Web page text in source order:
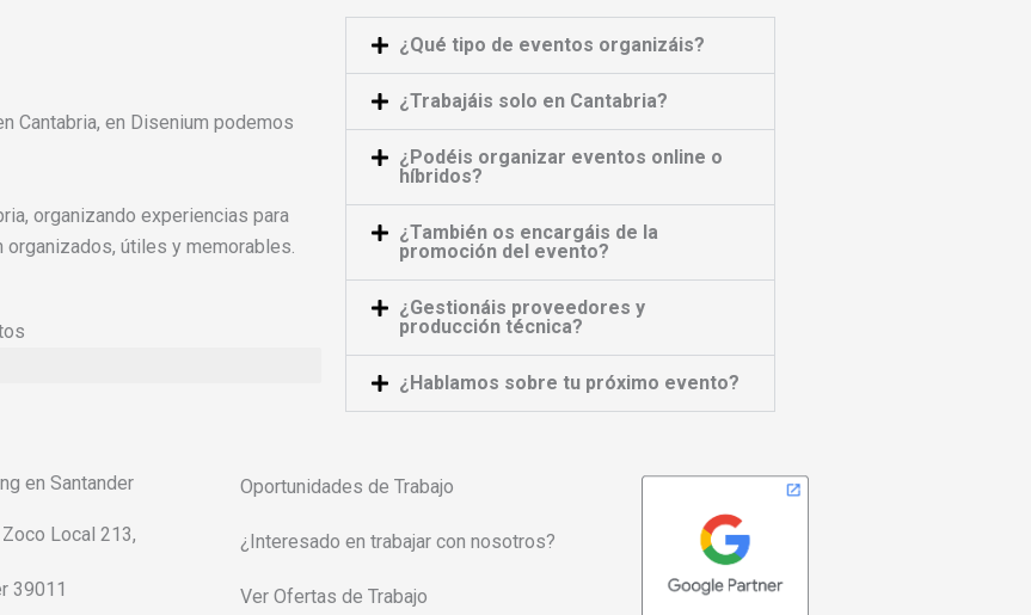
Cantabria, en Disenium podemos
organizando experiencias para
útiles y memorables.
¿Qué tipo de eventos organizáis?
¿Trabajáis solo en Cantabria?
¿Podéis organizar eventos online o
híbridos?
¿También os encargáis de la
promoción del evento?
¿Gestionáis proveedores y
producción técnica?
¿Hablamos sobre tu próximo evento?
en Santander
Local 213,
39011
Oportunidades de Trabajo
¿Interesado en trabajar con nosotros?
Ver Ofertas de Trabajo